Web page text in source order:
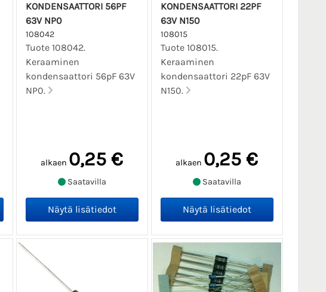
KONDENSAATTORI 56PF
63V NP0
108042
Tuote 108042.
Keraaminen
kondensaattori 56pF 63V
NP0.
alkaen 0,25 €
Saatavilla
KONDENSAATTORI 22PF
63V N150
108015
Tuote 108015.
Keraaminen
kondensaattori 22pF 63V
N150.
alkaen 0,25 €
Saatavilla